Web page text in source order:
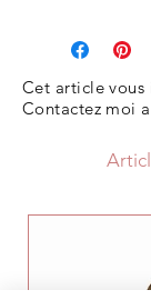
Cet article vous
Contactez moi